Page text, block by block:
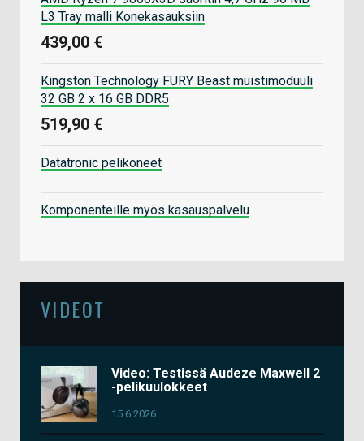
L3 Tray malli Konekasauksiin
439,00 €
Kingston Technology FURY Beast muistimoduuli
32 GB 2 x 16 GB DDR5
519,90 €
Datatronic pelikoneet
Komponenteille myös kasauspalvelu
VIDEOT
Video: Testissä Audeze Maxwell 2
-pelikuulokkeet
15.6.2026